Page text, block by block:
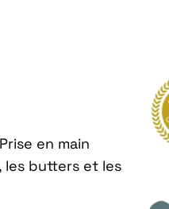
en main
les butters et les